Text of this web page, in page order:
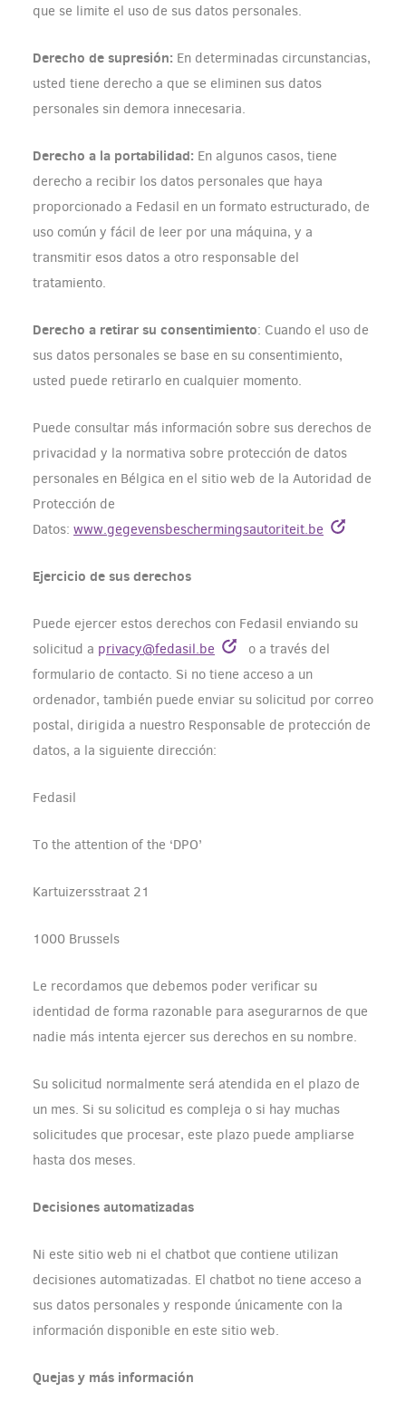
que se limite el uso de sus datos personales.
Derecho de supresión: En determinadas circunstancias,
usted tiene derecho a que se eliminen sus datos
personales sin demora innecesaria.
Derecho a la portabilidad: En algunos casos, tiene
derecho a recibir los datos personales que haya
proporcionado a Fedasil en un formato estructurado, de
uso común y fácil de leer por una máquina, y a
transmitir esos datos a otro responsable del
tratamiento.
Derecho a retirar su consentimiento: Cuando el uso de
sus datos personales se base en su consentimiento,
usted puede retirarlo en cualquier momento.
Puede consultar más información sobre sus derechos de
privacidad y la normativa sobre protección de datos
personales en Bélgica en el sitio web de la Autoridad de
Protección de
Datos: www.gegevensbeschermingsautoriteit.be
Ejercicio de sus derechos
Puede ejercer estos derechos con Fedasil enviando su
solicitud a privacy@fedasil.be
o a través del
formulario de contacto. Si no tiene acceso a un
ordenador, también puede enviar su solicitud por correo
postal, dirigida a nuestro Responsable de protección de
datos, a la siguiente dirección:
Fedasil
To the attention of the ‘DPO’
Kartuizersstraat 21
1000 Brussels
Le recordamos que debemos poder verificar su
identidad de forma razonable para asegurarnos de que
nadie más intenta ejercer sus derechos en su nombre.
Su solicitud normalmente será atendida en el plazo de
un mes. Si su solicitud es compleja o si hay muchas
solicitudes que procesar, este plazo puede ampliarse
hasta dos meses.
Decisiones automatizadas
Ni este sitio web ni el chatbot que contiene utilizan
decisiones automatizadas. El chatbot no tiene acceso a
sus datos personales y responde únicamente con la
información disponible en este sitio web.
Quejas y más información